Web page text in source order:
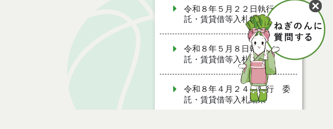
令和８年５月２２日執行 委
託・賃貸借等入札結果
令和８年５月８日執行 委
託・賃貸借等入札結果
令和８年４月２４日執行 委
託・賃貸借等入札結果